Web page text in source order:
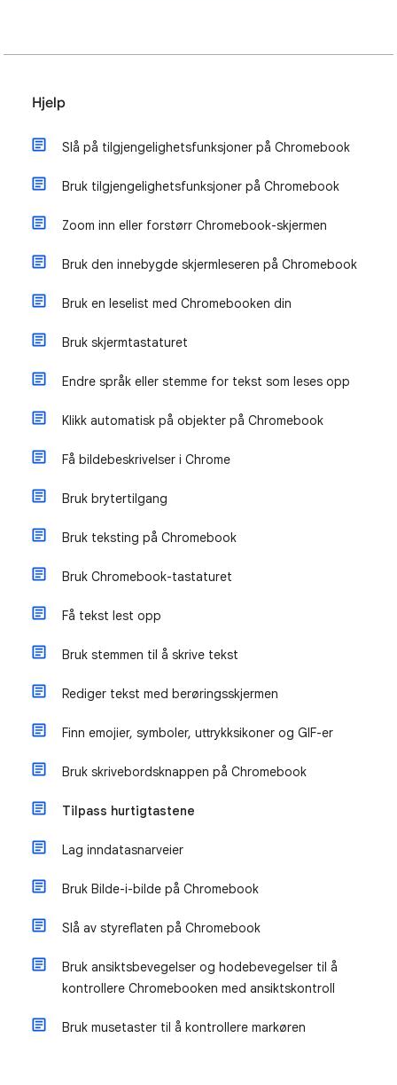
Hjelp
Slå på tilgjengelighetsfunksjoner på Chromebook
Bruk tilgjengelighetsfunksjoner på Chromebook
Zoom inn eller forstørr Chromebook-skjermen
Bruk den innebygde skjermleseren på Chromebook
Bruk en leselist med Chromebooken din
Bruk skjermtastaturet
Endre språk eller stemme for tekst som leses opp
Klikk automatisk på objekter på Chromebook
Få bildebeskrivelser i Chrome
Bruk brytertilgang
Bruk teksting på Chromebook
Bruk Chromebook-tastaturet
Få tekst lest opp
Bruk stemmen til å skrive tekst
Rediger tekst med berøringsskjermen
Finn emojier, symboler, uttrykksikoner og GIF-er
Bruk skrivebordsknappen på Chromebook
Tilpass hurtigtastene
Lag inndatasnarveier
Bruk Bilde-i-bilde på Chromebook
Slå av styreflaten på Chromebook
Bruk ansiktsbevegelser og hodebevegelser til å
kontrollere Chromebooken med ansiktskontroll
Bruk musetaster til å kontrollere markøren